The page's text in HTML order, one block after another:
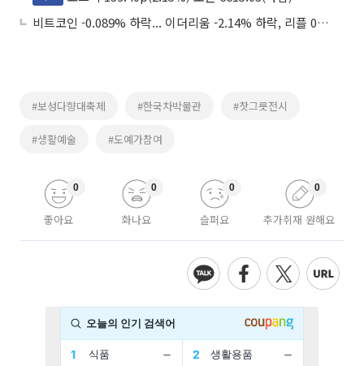
비트코인 -0.089% 하락... 이더리움 -2.14% 하락, 리플 0.31% 상승
#보성다향대축제 #한국차박물관 #찻그릇전시
#생활예술 #도예가참여
좋아요
0
화나요
0
슬퍼요
0
추가취재 원해요
0